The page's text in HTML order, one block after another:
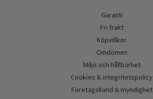
Garanti
Fri frakt
Köpvillkor
Omdömen
Miljö och hållbarhet
Cookies & integritetspolicy
Företagskund & myndighet